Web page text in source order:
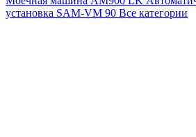
установка SAM-VM 90 Все категории